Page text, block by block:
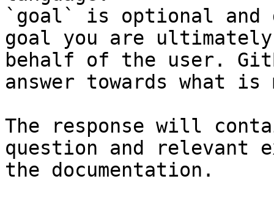
`goal` is optional and
goal you are
behalf of the user.
answer towards what
The response will
question and relevant
the documentation.